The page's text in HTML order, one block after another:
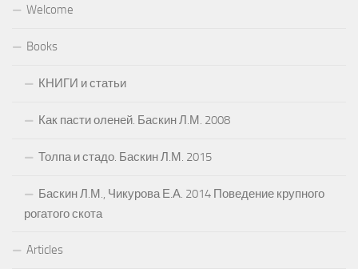
Welcome
Books
КНИГИ и статьи
Как пасти оленей. Баскин Л.М. 2008
Толпа и стадо. Баскин Л.М. 2015
Баскин Л.М., Чикурова Е.А. 2014 Поведение крупного
рогатого скота
Articles